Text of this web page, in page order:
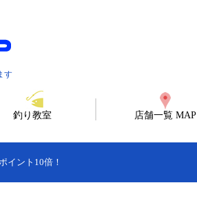
す
釣り教室 店舗一覧 MAP
イント10倍！